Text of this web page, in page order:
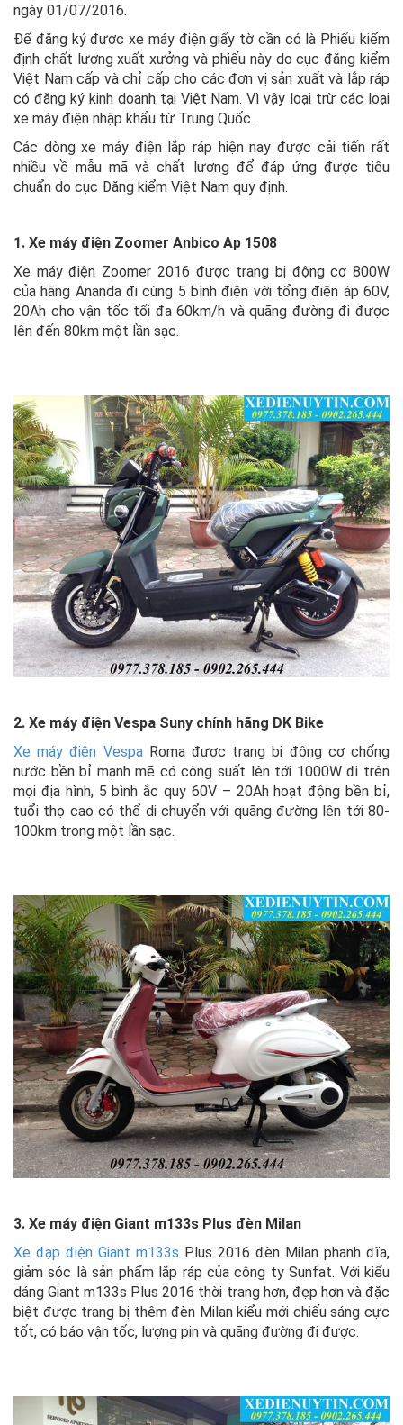
ngày 01/07/2016.
Để đăng ký được xe máy điện giấy tờ cần có là Phiếu kiểm
định chất lượng xuất xưởng và phiếu này do cục đăng kiểm
Việt Nam cấp và chỉ cấp cho các đơn vị sản xuất và lắp ráp
có đăng ký kinh doanh tại Việt Nam. Vì vậy loại trừ các loại
xe máy điện nhập khẩu từ Trung Quốc.
Các dòng xe máy điện lắp ráp hiện nay được cải tiến rất
nhiều về mẫu mã và chất lượng để đáp ứng được tiêu
chuẩn do cục Đăng kiểm Việt Nam quy định.
1. Xe máy điện Zoomer Anbico Ap 1508
Xe máy điện Zoomer 2016 được trang bị động cơ 800W
của hãng Ananda đi cùng 5 bình điện với tổng điện áp 60V,
20Ah cho vận tốc tối đa 60km/h và quãng đường đi được
lên đến 80km một lần sạc.
2. Xe máy điện Vespa Suny chính hãng DK Bike
Xe máy điện VespaRoma được trang bị động cơ chống
nước bền bỉ mạnh mẽ có công suất lên tới 1000W đi trên
mọi địa hình, 5 bình ắc quy 60V – 20Ah hoạt động bền bỉ,
tuổi thọ cao có thể di chuyển với quãng đường lên tới 80-
100km trong một lần sạc.
3. Xe máy điện Giant m133s Plus đèn Milan
Xe đạp điện Giant m133s Plus 2016 đèn Milan phanh đĩa,
giảm sóc là sản phẩm lắp ráp của công ty Sunfat. Với kiểu
dáng Giant m133s Plus 2016 thời trang hơn, đẹp hơn và đặc
biệt được trang bị thêm đèn Milan kiểu mới chiếu sáng cực
tốt, có báo vận tốc, lượng pin và quãng đường đi được.